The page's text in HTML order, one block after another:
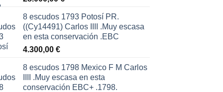
8 escudos 1793 Potosí PR.
((Cy14491) Carlos IIII .Muy escasa
en esta conservación .EBC
4.300,00 €
8 escudos 1798 Mexico F M Carlos
IIII .Muy escasa en esta
conservación EBC+ .1798.